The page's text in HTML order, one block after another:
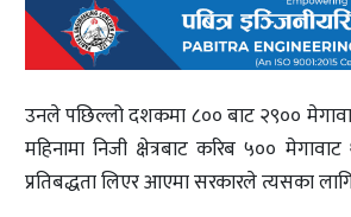
उनले पछिल्लो दशकमा ८०० बाट २९००
महिनामा निजी क्षेत्रबाट करिब ५००
प्रतिबद्धता लिएर आएमा सरकारले त्यसका